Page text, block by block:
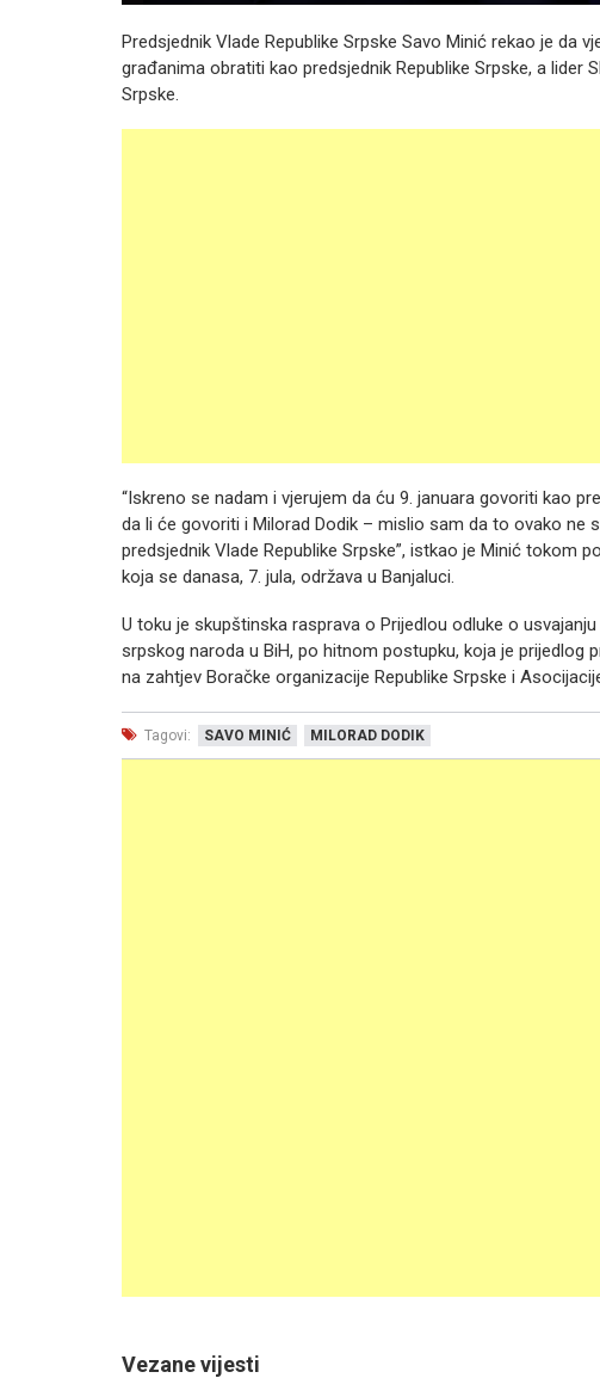
Predsjednik Vlade Republike Srpske Savo Minić rekao je da
građanima obratiti kao predsjednik Republike Srpske, a lider
Srpske.
“Iskreno se nadam i vjerujem da ću 9. januara govoriti kao
da li će govoriti i Milorad Dodik – mislio sam da to ovako ne
predsjednik Vlade Republike Srpske”, istkao je Minić tokom
koja se danasa, 7. jula, održava u Banjaluci.
U toku je skupštinska rasprava o Prijedlou odluke o
srpskog naroda u BiH, po hitnom postupku, koja je prijedlog
na zahtjev Boračke organizacije Republike Srpske i
Tagovi: SAVO MINIĆ MILORAD DODIK
Vezane vijesti